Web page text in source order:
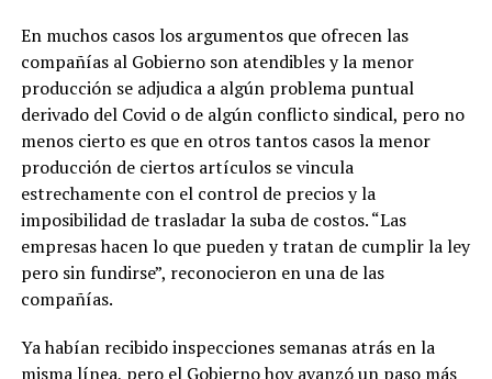
En muchos casos los argumentos que ofrecen las
compañías al Gobierno son atendibles y la menor
producción se adjudica a algún problema puntual
derivado del Covid o de algún conflicto sindical, pero no
menos cierto es que en otros tantos casos la menor
producción de ciertos artículos se vincula
estrechamente con el control de precios y la
imposibilidad de trasladar la suba de costos. “Las
empresas hacen lo que pueden y tratan de cumplir la ley
pero sin fundirse”, reconocieron en una de las
compañías.
Ya habían recibido inspecciones semanas atrás en la
misma línea, pero el Gobierno hoy avanzó un paso más